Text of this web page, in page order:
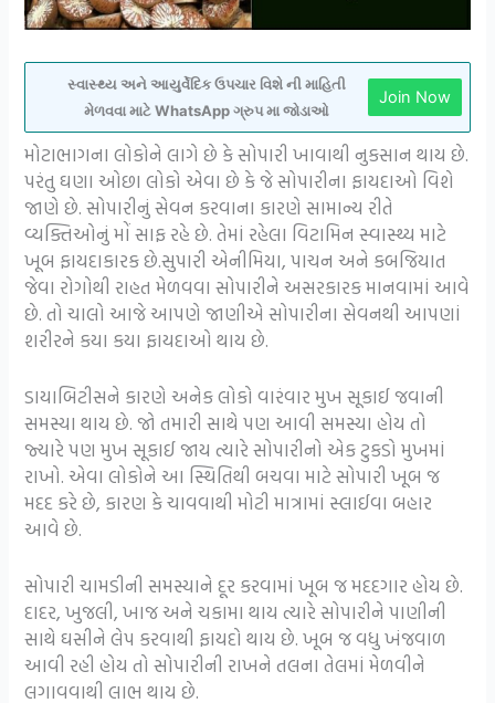
સ્વાસ્થ્ય અને આયુર્વેદિક ઉપચાર વિશે ની માહિતી
મેળવવા માટે WhatsApp ગ્રુપ મા જોડાઓ
Join Now
મોટાભાગના લોકોને લાગે છે કે સોપારી ખાવાથી નુકસાન થાય છે.
પરંતુ ઘણા ઓછા લોકો એવા છે કે જે સોપારીના ફાયદાઓ વિશે
જાણે છે. સોપારીનું સેવન કરવાના કારણે સામાન્ય રીતે
વ્યક્તિઓનું મોં સાફ રહે છે. તેમાં રહેલા વિટામિન સ્વાસ્થ્ય માટે
ખૂબ ફાયદાકારક છે.સુપારી એનીમિયા, પાચન અને કબજિયાત
જેવા રોગોથી રાહત મેળવવા સોપારીને અસરકારક માનવામાં આવે
છે. તો ચાલો આજે આપણે જાણીએ સોપારીના સેવનથી આપણાં
શરીરને કયા કયા ફાયદાઓ થાય છે.
ડાયાબિટીસને કારણે અનેક લોકો વારંવાર મુખ સૂકાઈ જવાની
સમસ્યા થાય છે. જો તમારી સાથે પણ આવી સમસ્યા હોય તો
જ્યારે પણ મુખ સૂકાઈ જાય ત્યારે સોપારીનો એક ટુકડો મુખમાં
રાખો. એવા લોકોને આ સ્થિતિથી બચવા માટે સોપારી ખૂબ જ
મદદ કરે છે, કારણ કે ચાવવાથી મોટી માત્રામાં સ્લાઈવા બહાર
આવે છે.
સોપારી ચામડીની સમસ્યાને દૂર કરવામાં ખૂબ જ મદદગાર હોય છે.
દાદર, ખુજલી, ખાજ અને ચકામા થાય ત્યારે સોપારીને પાણીની
સાથે ઘસીને લેપ કરવાથી ફાયદો થાય છે. ખૂબ જ વધુ ખંજવાળ
આવી રહી હોય તો સોપારીની રાખને તલના તેલમાં મેળવીને
લગાવવાથી લાભ થાય છે.